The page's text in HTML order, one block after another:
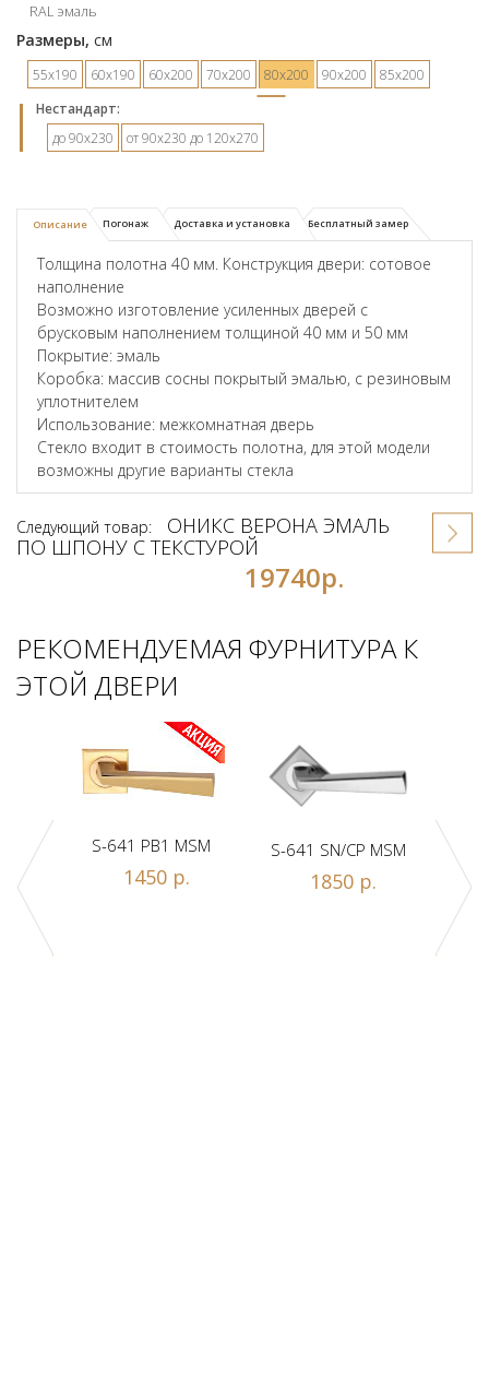
RAL эмаль
Размеры, см
55х190 60х190 60х200 70х200 80х200 90х200
85х200
Hестандарт:
до 90х230
от 90х230 до 120х270
Описание Погонаж Доставка и установка Бесплатный замер
Толщина полотна 40 мм. Конструкция двери: сотовое
наполнение
Возможно изготовление усиленных дверей с
брусковым наполнением толщиной 40 мм и 50 мм
Покрытие: эмаль
Коробка: массив сосны покрытый эмалью, с резиновым
уплотнителем
Использование: межкомнатная дверь
Стекло входит в стоимость полотна, для этой модели
возможны другие варианты стекла
Следующий товар:
ОНИКС ВЕРОНА ЭМАЛЬ
ПО ШПОНУ С ТЕКСТУРОЙ
19740р.
РЕКОМЕНДУЕМАЯ ФУРНИТУРА К
ЭТОЙ ДВЕРИ
A
S-641 PB1 MSM
1450 р.
S-641 SN/CP MSM
1850 р.